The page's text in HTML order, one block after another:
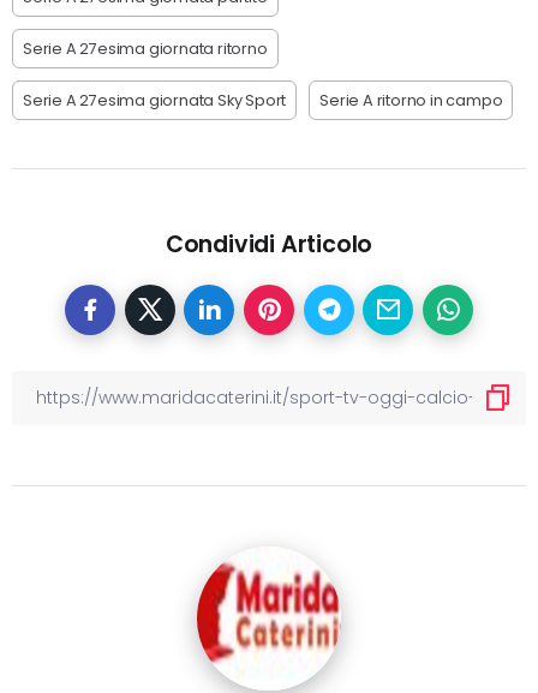
Serie A 27esima giornata ritorno
Serie A 27esima giornata Sky Sport Serie A ritorno in campo
Condividi Articolo